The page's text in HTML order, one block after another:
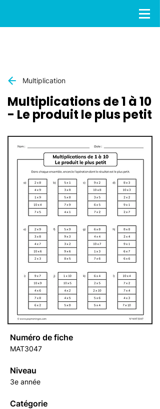
Multiplication
Multiplications de 1 à 10
- Le produit le plus petit
Numéro de fiche
MAT3047
Niveau
3e année
Catégorie